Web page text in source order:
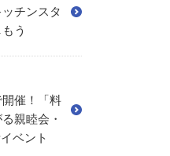
チンスタ
う
催！「料
親睦会・
ベント